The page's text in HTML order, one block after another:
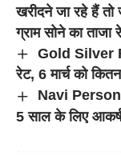
खरीदने जा रहे हैं
ग्राम सोने का ताजा
Gold Silver
रेट, 6 मार्च को
Navi
5 साल के लिए